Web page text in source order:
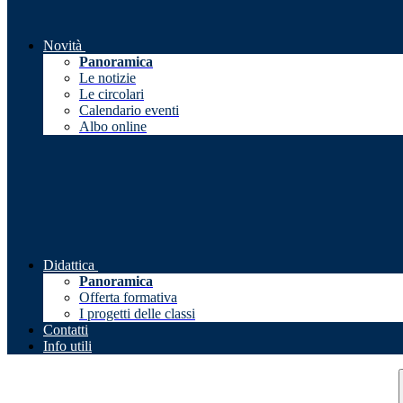
Novità
Panoramica
Le notizie
Le circolari
Calendario eventi
Albo online
Didattica
Panoramica
Offerta formativa
I progetti delle classi
Contatti
Info utili